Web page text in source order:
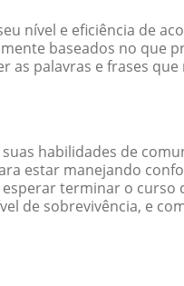
nível e eficiência de
baseados no que
palavras e frases que
habilidades de
estar manejando
terminar o curso
de sobrevivência, e